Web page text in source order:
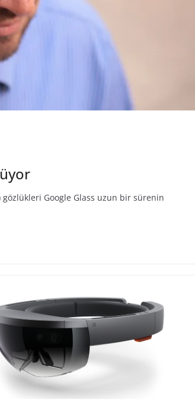
gözlükleri Google Glass uzun bir sürenin